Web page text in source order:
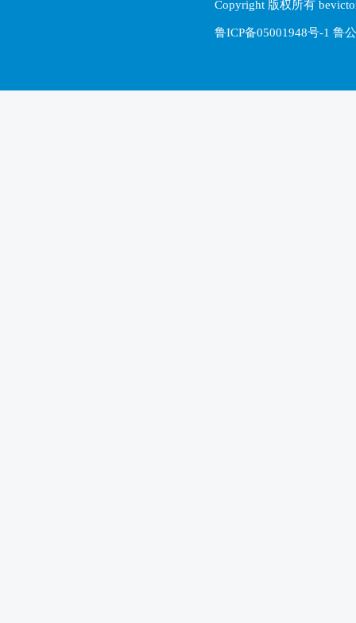
Copyright 版权所有
鲁ICP备05001948号-1 鲁